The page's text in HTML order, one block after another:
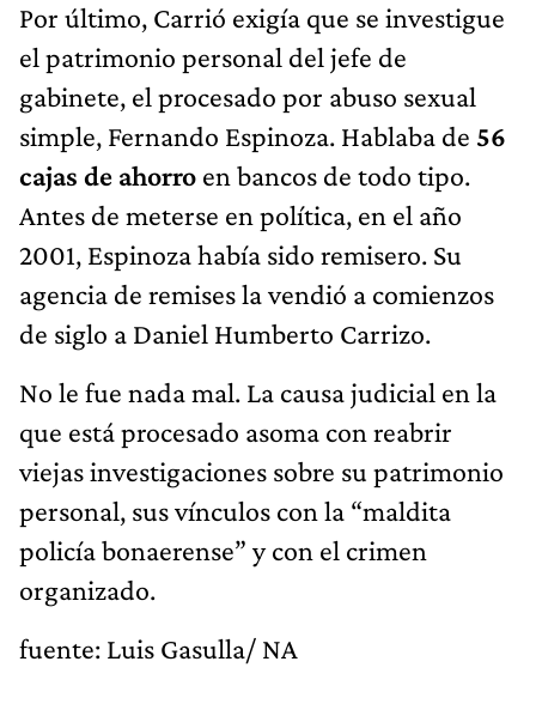
Por último, Carrió exigía que se investigue
el patrimonio personal del jefe de
gabinete, el procesado por abuso sexual
simple, Fernando Espinoza. Hablaba de 56
cajas de ahorro en bancos de todo tipo.
Antes de meterse en política, en el año
2001, Espinoza había sido remisero. Su
agencia de remises la vendió a comienzos
de siglo a Daniel Humberto Carrizo.
No le fue nada mal. La causa judicial en la
que está procesado asoma con reabrir
viejas investigaciones sobre su patrimonio
personal, sus vínculos con la “maldita
policía bonaerense” y con el crimen
organizado.
fuente: Luis Gasulla/ NA